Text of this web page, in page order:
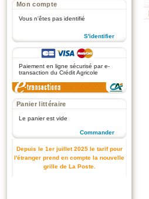
Mon compte
Vous n'êtes pas identifié
S'identifier
Paiement en ligne sécurisé par e-
transaction du Crédit Agricole
Panier littéraire
Le panier est vide
Commander
Depuis le 1er juillet 2025 le tarif pour
l'étranger prend en compte la nouvelle
grille de La Poste.